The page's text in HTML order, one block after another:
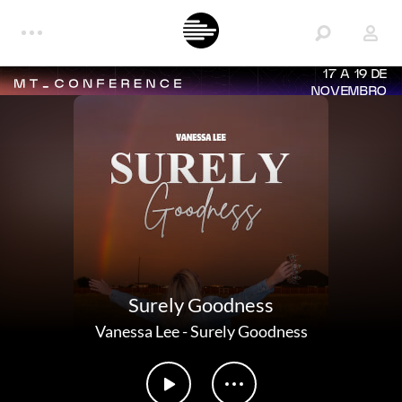
17 A 19 DE
NOVEMBRO
Surely Goodness
Vanessa Lee-Surely Goodness